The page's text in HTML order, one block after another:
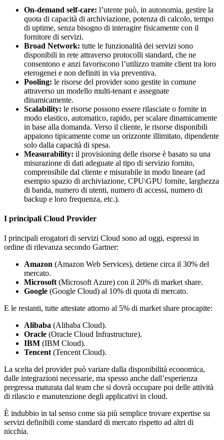
On-demand self-care: l’utente può, in autonomia, gestire la
quota di capacità di archiviazione, potenza di calcolo, tempo
di uptime, senza bisogno di interagire fisicamente con il
fornitore di servizi.
Broad Network: tutte le funzionalità dei servizi sono
disponibili in rete attraverso protocolli standard, che ne
consentono e anzi favoriscono l’utilizzo tramite client tra loro
eterogenei e non definiti in via preventiva.
Pooling: le risorse del provider sono gestite in comune
attraverso un modello multi-tenant e assegnate
dinamicamente.
Scalability: le risorse possono essere rilasciate o fornite in
modo elastico, automatico, rapido, per scalare dinamicamente
in base alla domanda. Verso il cliente, le risorse disponibili
appaiono tipicamente come un orizzonte illimitato, dipendente
solo dalla capacità di spesa.
Measurability: il provisioning delle risorse è basato su una
misurazione di dati adeguate al tipo di servizio fornito,
comprensibile dal cliente e misurabile in modo lineare (ad
esempio spazio di archiviazione, CPU\GPU fornite, larghezza
di banda, numero di utenti, numero di accessi, numero di
backup e loro frequenza, etc.).
I principali Cloud Provider
I principali erogatori di servizi Cloud sono ad oggi, espressi in
ordine di rilevanza secondo Gartner:
Amazon (Amazon Web Services), detiene circa il 30% del
mercato.
Microsoft (Microsoft Azure) con il 20% di market share.
Google (Google Cloud) al 10% di quota di mercato.
E le restanti, tutte attestate attorno al 5% di market share procapite:
Alibaba (Alibaba Cloud).
Oracle (Oracle Cloud Infrastructure).
IBM (IBM Cloud).
Tencent (Tencent Cloud).
La scelta del provider può variare dalla disponibilità economica,
dalle integrazioni necessarie, ma spesso anche dall’esperienza
pregressa maturata dal team che si dovrà occupare poi delle attività
di rilascio e manutenzione degli applicativi in cloud.
È indubbio in tal senso come sia più semplice trovare expertise su
servizi definibili come standard di mercato rispetto ad altri di
nicchia.